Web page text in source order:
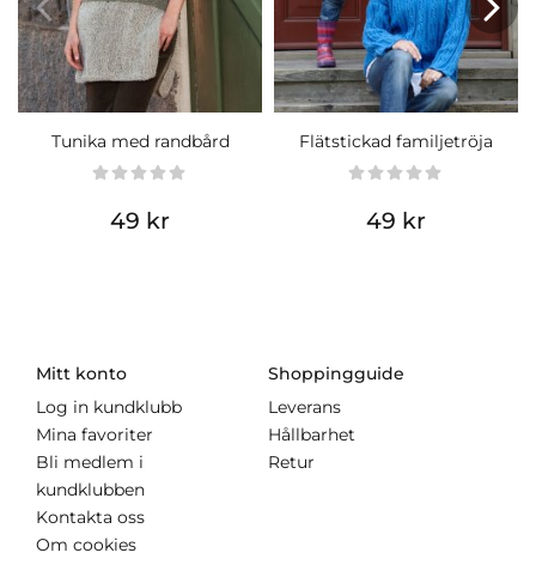
Tunika med randbård
49 kr
Flätstickad familjetröja
49 kr
Mitt konto
Log in kundklubb
Mina favoriter
Bli medlem i
kundklubben
Kontakta oss
Om cookies
Shoppingguide
Leverans
Hållbarhet
Retur